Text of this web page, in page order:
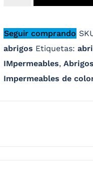
Seguir comprando
abrigos Etiquetas:
IMpermeables,
Impermeables de